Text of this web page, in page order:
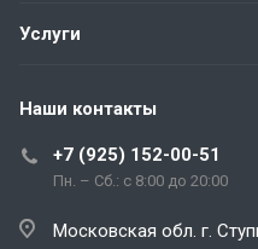
Услуги
Наши контакты
+7 (925) 152-00-51
Пн. – Сб.: с 8:00 до 20:00
Московская обл. г.